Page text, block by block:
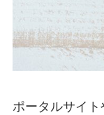
ポータルサイ